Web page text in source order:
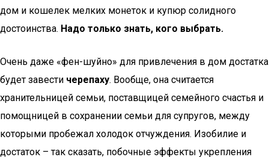
дом и кошелек мелких монеток и купюр солидного
достоинства. Надо только знать, кого выбрать.
Очень даже «фен-шуйно» для привлечения в дом достатка
будет завести черепаху. Вообще, она считается
хранительницей семьи, поставщицей семейного счастья и
помощницей в сохранении семьи для супругов, между
которыми пробежал холодок отчуждения. Изобилие и
достаток – так сказать, побочные эффекты укрепления